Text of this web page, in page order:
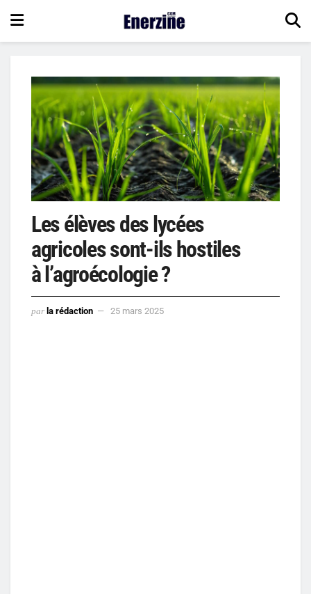
Les élèves des lycées
agricoles sont-ils hostiles
à l’agroécologie ?
par la rédaction 25 mars 2025